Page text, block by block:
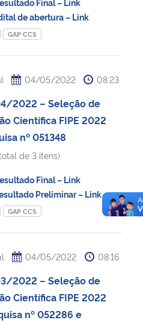
de abertura – Link
GAP CCS
04/05/2022 08:23
2022 – Seleção de
Científica FIPE 2022
nº 051348
de 3 itens)
Final – Link
Preliminar – Link
GAP CCS
04/05/2022 08:16
2022 – Seleção de
Científica FIPE 2022
nº 052286 e